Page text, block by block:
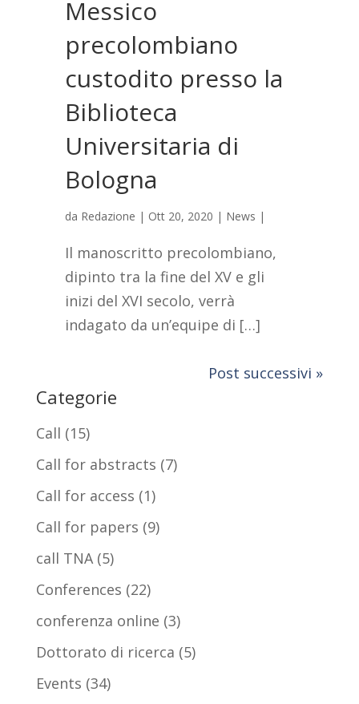
Messico
precolombiano
custodito presso la
Biblioteca
Universitaria di
Bologna
da Redazione | Ott 20, 2020 | News |
Il manoscritto precolombiano,
dipinto tra la fine del XV e gli
inizi del XVI secolo, verrà
indagato da un’equipe di […]
Post successivi »
Categorie
Call (15)
Call for abstracts (7)
Call for access (1)
Call for papers (9)
call TNA(5)
Conferences (22)
conferenza online (3)
Dottorato di ricerca (5)
Events (34)